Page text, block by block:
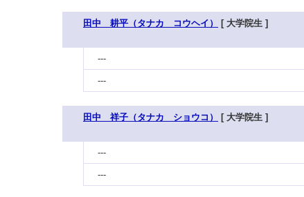
田中 耕平（タナカ コウヘイ） [ 大学院生 ]
---
---
田中 祥子（タナカ ショウコ） [ 大学院生 ]
---
---